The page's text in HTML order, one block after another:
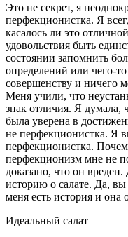
Это не секрет, я
перфекционистка. Я
касалось ли это
удовольствия быть
состоянии запомнить
определений или чего-
совершенству и ничего
Меня учили, что
знак отличия. Я думала,
была уверена в
не перфекционистка. Я
перфекционистка.
перфекционизм мне не
доказано, что он
историю о салате. Да,
меня есть история и она
Идеальный салат